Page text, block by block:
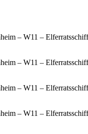
– W11 –
– W11 –
– W11 –
– W11 –